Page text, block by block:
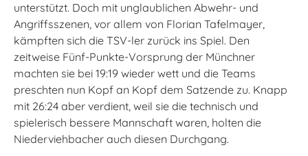
unterstützt. Doch mit unglaublichen Abwehr- und
Angriffsszenen, vor allem von Florian Tafelmayer,
kämpften sich die TSV-ler zurück ins Spiel. Den
zeitweise Fünf-Punkte-Vorsprung der Münchner
machten sie bei 19:19 wieder wett und die Teams
preschten nun Kopf an Kopf dem Satzende zu. Knapp
mit 26:24 aber verdient, weil sie die technisch und
spielerisch bessere Mannschaft waren, holten die
Niederviehbacher auch diesen Durchgang.